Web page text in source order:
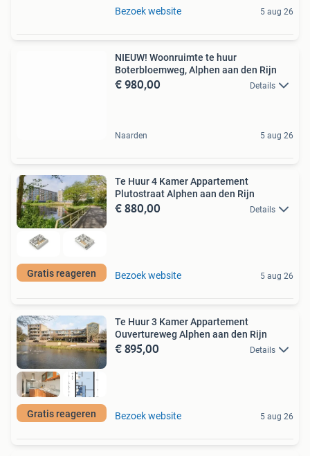
Bezoek website 5 aug 26
NIEUW! Woonruimte te huur
Boterbloemweg, Alphen aan den Rijn
€ 980,00 Details
Naarden 5 aug 26
Gratis reageren
Te Huur 4 Kamer Appartement
Plutostraat Alphen aan den Rijn
€ 880,00 Details
Bezoek website 5 aug 26
Gratis reageren
Te Huur 3 Kamer Appartement
Ouvertureweg Alphen aan den Rijn
€ 895,00 Details
Bezoek website 5 aug 26